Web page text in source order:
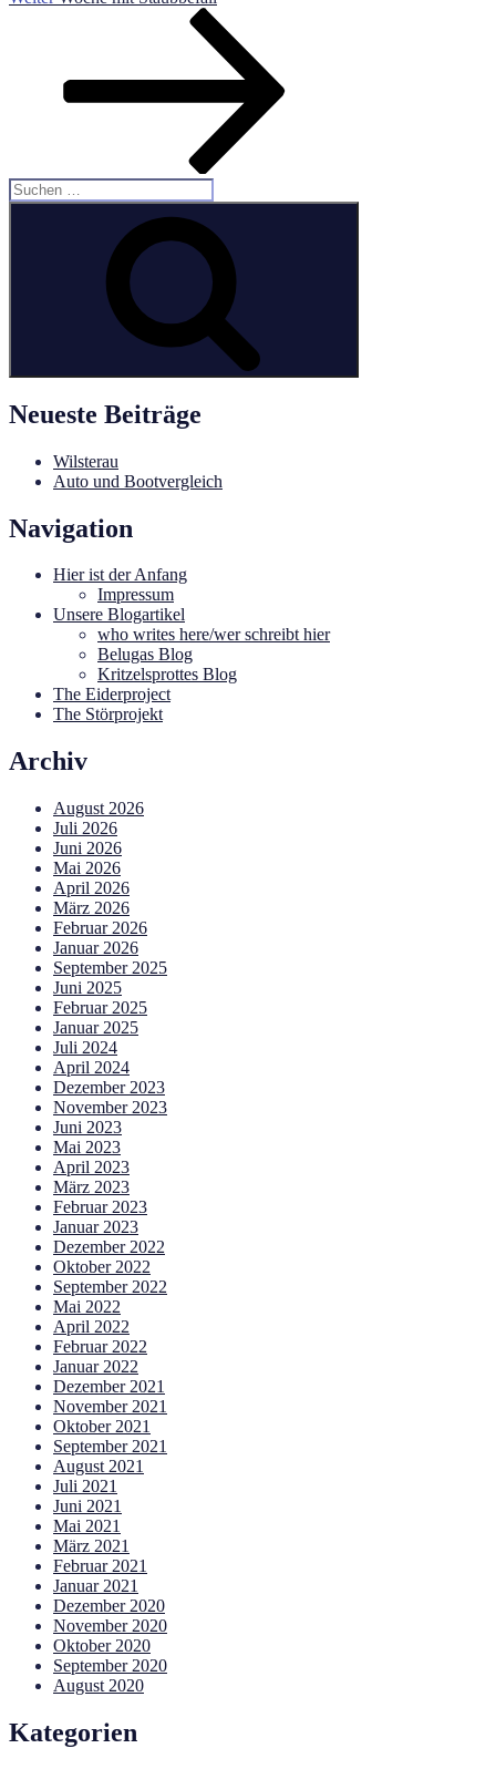
Suchen
nach:
Neueste Beiträge
Wilsterau
Auto und Bootvergleich
Navigation
Hier ist der Anfang
Impressum
Unsere Blogartikel
who writes here/wer schreibt hier
Belugas Blog
Kritzelsprottes Blog
The Eiderproject
The Störprojekt
Archiv
August 2026
Juli 2026
Juni 2026
Mai 2026
April 2026
März 2026
Februar 2026
Januar 2026
September 2025
Juni 2025
Februar 2025
Januar 2025
Juli 2024
April 2024
Dezember 2023
November 2023
Juni 2023
Mai 2023
April 2023
März 2023
Februar 2023
Januar 2023
Dezember 2022
Oktober 2022
September 2022
Mai 2022
April 2022
Februar 2022
Januar 2022
Dezember 2021
November 2021
Oktober 2021
September 2021
August 2021
Juli 2021
Juni 2021
Mai 2021
März 2021
Februar 2021
Januar 2021
Dezember 2020
November 2020
Oktober 2020
September 2020
August 2020
Kategorien